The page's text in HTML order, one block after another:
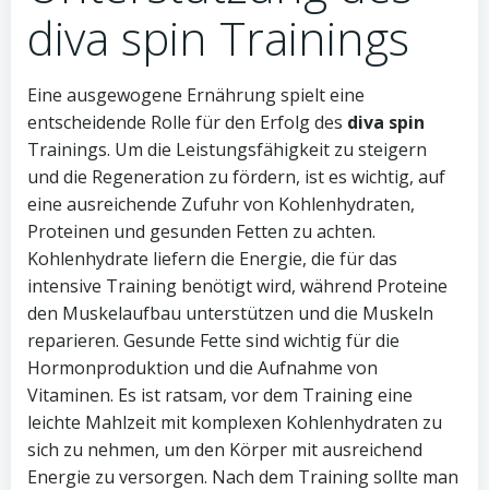
diva spin Trainings
Eine ausgewogene Ernährung spielt eine
entscheidende Rolle für den Erfolg des diva spin
Trainings. Um die Leistungsfähigkeit zu steigern
und die Regeneration zu fördern, ist es wichtig, auf
eine ausreichende Zufuhr von Kohlenhydraten,
Proteinen und gesunden Fetten zu achten.
Kohlenhydrate liefern die Energie, die für das
intensive Training benötigt wird, während Proteine
den Muskelaufbau unterstützen und die Muskeln
reparieren. Gesunde Fette sind wichtig für die
Hormonproduktion und die Aufnahme von
Vitaminen. Es ist ratsam, vor dem Training eine
leichte Mahlzeit mit komplexen Kohlenhydraten zu
sich zu nehmen, um den Körper mit ausreichend
Energie zu versorgen. Nach dem Training sollte man